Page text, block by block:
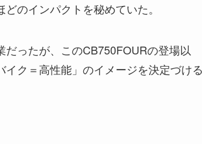
のインパクトを秘めていた。
ったが、このCB750FOURの登場以
ク＝高性能」のイメージを決定づけ